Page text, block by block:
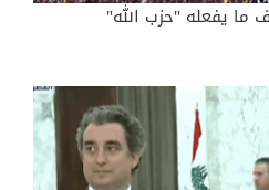
ما يفعله "حزب الله"